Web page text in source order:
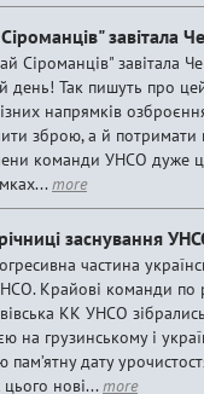
завітала
Сіроманців" завітала
день! Так пишуть про
напрямків
зброю, а й
команди УНСО дуже
more
заснування
частина
Крайові команди по
КК УНСО
на грузинському і
пам’ятну дату
цього нові...more